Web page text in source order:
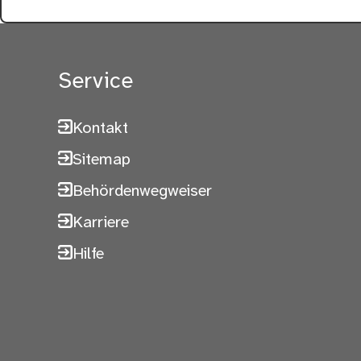
Service
Kontakt
Sitemap
Behördenwegweiser
Karriere
Hilfe